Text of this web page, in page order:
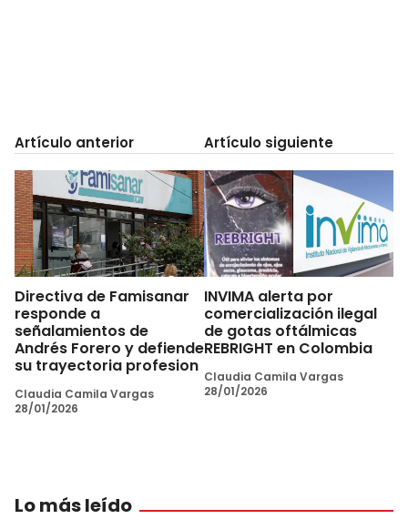
Artículo anterior
Directiva de Famisanar
responde a
señalamientos de
Andrés Forero y defiende
su trayectoria profesion
Claudia Camila Vargas
28/01/2026
Artículo siguiente
INVIMA alerta por
comercialización ilegal
de gotas oftálmicas
REBRIGHT en Colombia
Claudia Camila Vargas
28/01/2026
Lo más leído